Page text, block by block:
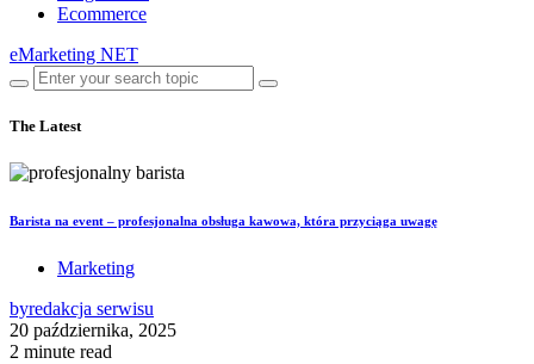
Ecommerce
eMarketing NET
The Latest
Barista na event – profesjonalna obsługa kawowa, która przyciąga uwagę
Marketing
byredakcja serwisu
20 października, 2025
2 minute read